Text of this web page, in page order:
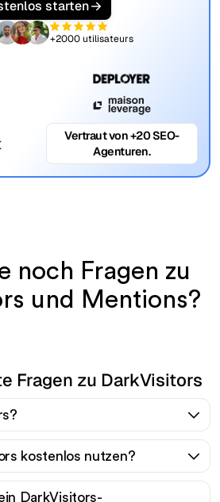
starten
+2000 utilisateurs
Vertraut von +20 SEO-
Agenturen.
noch Fragen zu
und Mentions?
Fragen zu DarkVisitors
kostenlos nutzen?
DarkVisitors-